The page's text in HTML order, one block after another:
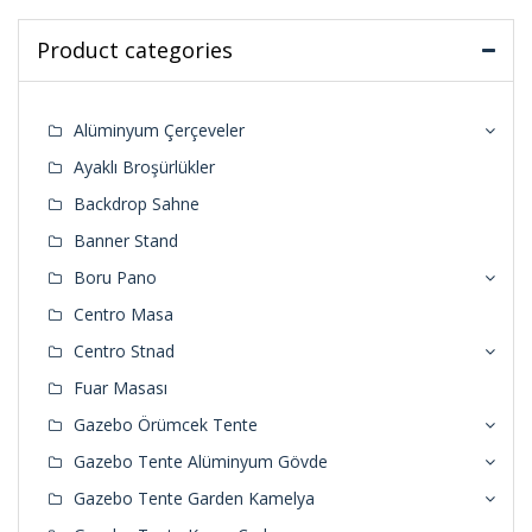
Product categories
Alüminyum Çerçeveler
Ayaklı Broşürlükler
Backdrop Sahne
Banner Stand
Boru Pano
Centro Masa
Centro Stnad
Fuar Masası
Gazebo Örümcek Tente
Gazebo Tente Alüminyum Gövde
Gazebo Tente Garden Kamelya